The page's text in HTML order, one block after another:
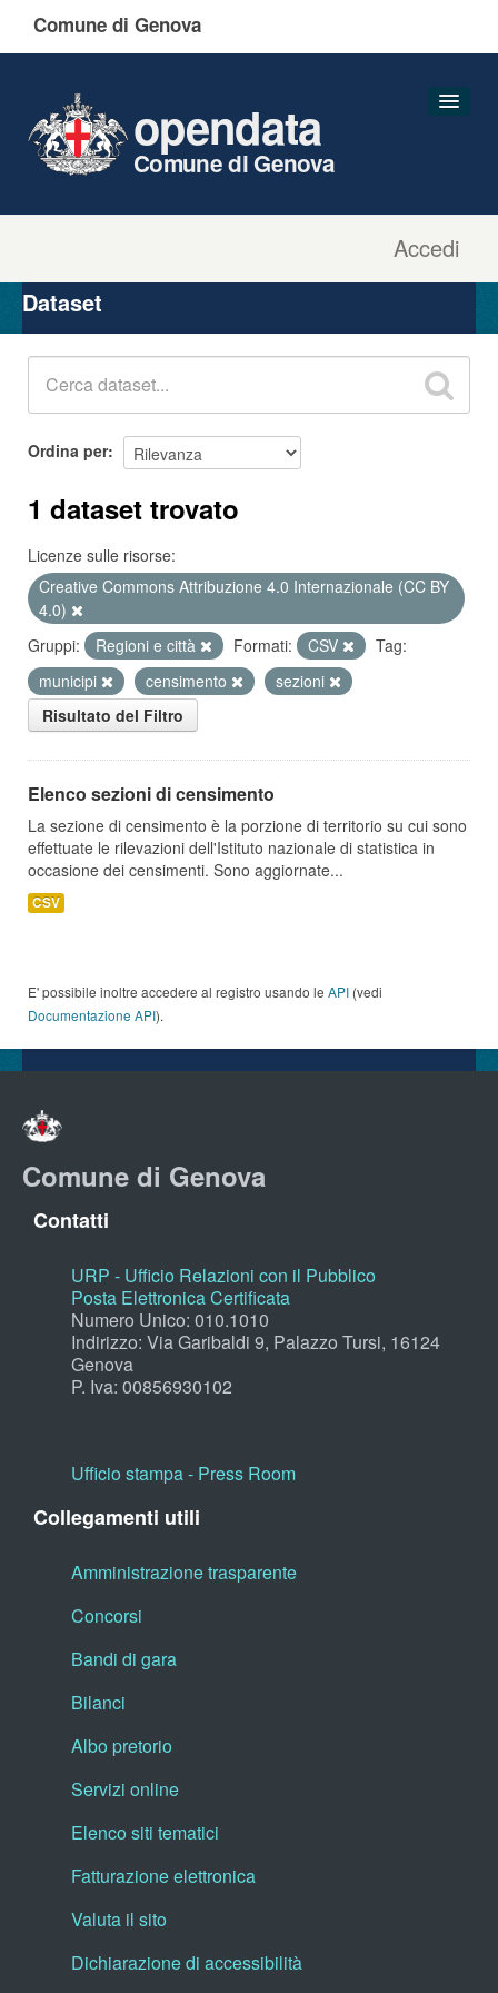
Comune di Genova
Accedi
opendata
Comune di Genova
Organizzazioni
Gruppi
Dataset
Ordina per
1 dataset trovato
Licenze sulle risorse:
Creative Commons Attribuzione 4.0 Internazionale (CC BY
4.0)
Gruppi:
Regioni e città Formati: CSV
Tag:
municipi
censimento
sezioni
Risultato del Filtro
Elenco sezioni di censimento
La sezione di censimento è la porzione di territorio su cui sono
effettuate le rilevazioni dell'Istituto nazionale di statistica in
occasione dei censimenti. Sono aggiornate...
CSV
E' possibile inoltre accedere al registro usando le API (vedi
Documentazione API).
Comune di Genova
Contatti
URP - Ufficio Relazioni con il Pubblico
Posta Elettronica Certificata
Numero Unico: 010.1010
Indirizzo: Via Garibaldi 9, Palazzo Tursi, 16124
Genova
P. Iva: 00856930102
Ufficio stampa - Press Room
Collegamenti utili
Amministrazione trasparente
Concorsi
Bandi di gara
Bilanci
Albo pretorio
Servizi online
Elenco siti tematici
Fatturazione elettronica
Valuta il sito
Dichiarazione di accessibilità